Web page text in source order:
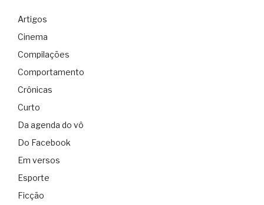
Artigos
Cinema
Compilações
Comportamento
Crônicas
Curto
Da agenda do vô
Do Facebook
Em versos
Esporte
Ficção